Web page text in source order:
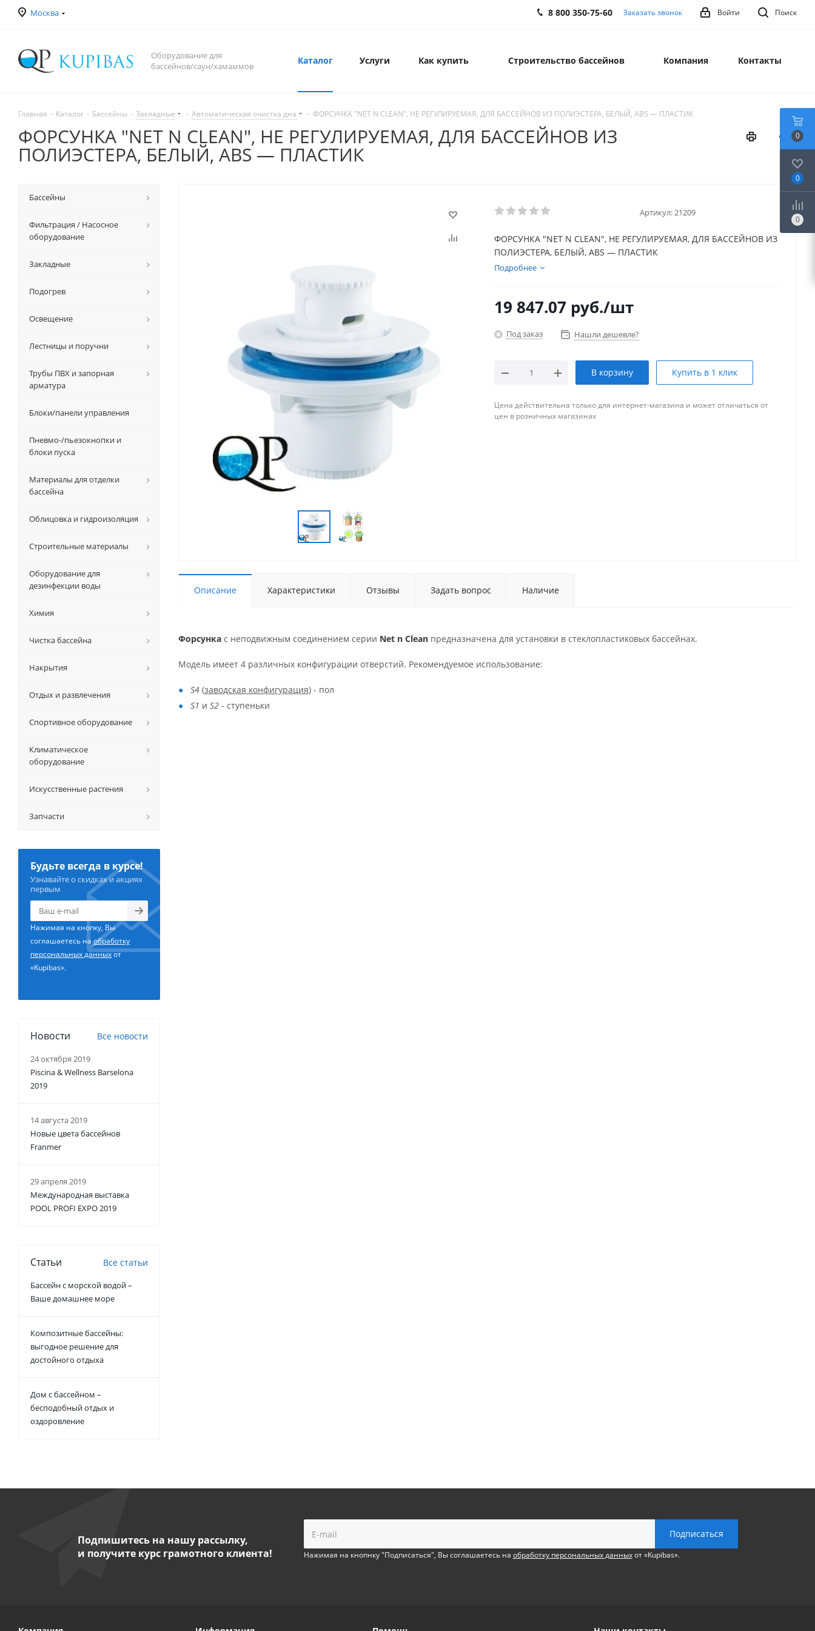
Москва Поиск
Войти
8 800 350-75-60 Заказать звонок
Оборудование для
бассейнов/саун/хамаммов
Каталог Услуги Как купить Строительство бассейнов Компания Контакты
Главная - Каталог - Бассейны - Закладные - Автоматическая очистка дна - ФОРСУНКА "NET N CLEAN", НЕ РЕГУЛИРУЕМАЯ, ДЛЯ БАССЕЙНОВ ИЗ ПОЛИЭСТЕРА, БЕЛЫЙ, ABS — ПЛАСТИК
ФОРСУНКА "NET N CLEAN", НЕ РЕГУЛИРУЕМАЯ, ДЛЯ БАССЕЙНОВ ИЗ
ПОЛИЭСТЕРА, БЕЛЫЙ, ABS — ПЛАСТИК
Артикул: 21209
ФОРСУНКА "NET N CLEAN", НЕ РЕГУЛИРУЕМАЯ, ДЛЯ БАССЕЙНОВ ИЗ
ПОЛИЭСТЕРА, БЕЛЫЙ, ABS — ПЛАСТИК
Подробнее
19 847.07 руб./шт
Под заказ Нашли дешевле?
В корзину Купить в 1 клик
Цена действительна только для интернет-магазина и может отличаться от
цен в розничных магазинах
Описание Характеристики Отзывы Задать вопрос Наличие
Форсунка с неподвижным соединением серии Net n Clean предназначена для установки в стеклопластиковых бассейнах.
Модель имеет 4 различных конфигурации отверстий. Рекомендуемое использование:
S4 (заводская конфигурация) - пол
S1 и S2 - ступеньки
Бассейны
Фильтрация / Насосное
оборудование
Закладные
Подогрев
Освещение
Лестницы и поручни
Трубы ПВХ и запорная
арматура
Блоки/панели управления
Пневмо-/пьезокнопки и
блоки пуска
Материалы для отделки
бассейна
Облицовка и гидроизоляция
Строительные материалы
Оборудование для
дезинфекции воды
Химия
Чистка бассейна
Накрытия
Отдых и развлечения
Спортивное оборудование
Климатическое
оборудование
Искусственные растения
Запчасти
Будьте всегда в курсе!
Узнавайте о скидках и акциях
первым
Нажимая на кнопку, Вы
соглашаетесь наобработку
персональных данныхот
«Kupibas».
Новости Все новости
24 октября 2019
Piscina & Wellness Barselona
2019
14 августа 2019
Новые цвета бассейнов
Franmer
29 апреля 2019
Международная выставка
POOL PROFI EXPO 2019
Статьи Все статьи
Бассейн с морской водой –
Ваше домашнее море
Композитные бассейны:
выгодное решение для
достойного отдыха
Дом с бассейном –
бесподобный отдых и
оздоровление
Подпишитесь на нашу рассылку,
и получите курс грамотного клиента!
Нажимая на кнопнку "Подписаться", Вы соглашаетесь на обработку персональных данныхот «Kupibas».
0
0
0